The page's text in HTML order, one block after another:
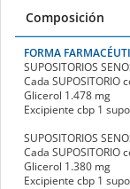
Composición
FORMA
SUPOSITORIOS
Cada SUPOSITORIO
Glicerol 1.478 mg
Excipiente cbp 1
SUPOSITORIOS
Cada SUPOSITORIO
Glicerol 1.380 mg
Excipiente cbp 1